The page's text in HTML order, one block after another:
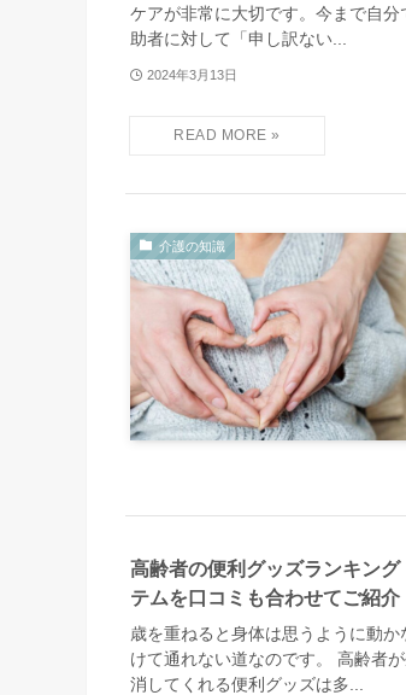
ケアが非常に大切です。今まで自
助者に対して「申し訳ない...
2024年3月13日
介護の知識
高齢者の便利グッズランキン
テムを口コミも合わせてご紹介
歳を重ねると身体は思うように動
けて通れない道なのです。 高齢者
消してくれる便利グッズは多...